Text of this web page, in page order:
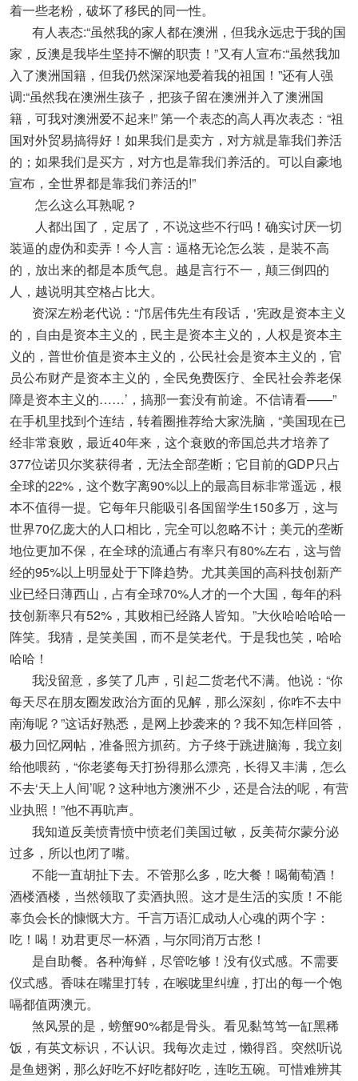
着一些老粉，破坏了移民的同一性。
有人表态:“虽然我的家人都在澳洲，但我永远忠于我的国
家，反澳是我毕生坚持不懈的职责！”又有人宣布:“虽然我加
入了澳洲国籍，但我仍然深深地爱着我的祖国！”还有人强
调:“虽然我在澳洲生孩子，把孩子留在澳洲并入了澳洲国
籍，可我对澳洲爱不起来!” 第一个表态的高人再次表态：“祖
国对外贸易搞得好！如果我们是卖方，对方就是靠我们养活
的；如果我们是买方，对方也是靠我们养活的。可以自豪地
宣布，全世界都是靠我们养活的!”
怎么这么耳熟呢？
人都出国了，定居了，不说这些不行吗！确实讨厌一切
装逼的虚伪和卖弄！今人言：逼格无论怎么装，是装不高
的，放出来的都是本质气息。越是言行不一，颠三倒四的
人，越说明其空格占比大。
资深左粉老代说：“邝居伟先生有段话，‘宪政是资本主义
的，自由是资本主义的，民主是资本主义的，人权是资本主
义的，普世价值是资本主义的，公民社会是资本主义的，官
员公布财产是资本主义的，全民免费医疗、全民社会养老保
障是资本主义的……’，搞那一套没有前途。不信请看——”
在手机里找到个连结，转着圈推荐给大家洗脑，“美国现在已
经非常衰败，最近40年来，这个衰败的帝国总共才培养了
377位诺贝尔奖获得者，无法全部垄断；它目前的GDP只占
全球的22%，这个数字离90%以上的最高目标非常遥远，根
本不值得一提。它每年只能吸引各国留学生150多万，这与
世界70亿庞大的人口相比，完全可以忽略不计；美元的垄断
地位更加不保，在全球的流通占有率只有80%左右，这与曾
经的95%以上明显处于下降趋势。尤其美国的高科技创新产
业已经日薄西山，占有全球70%人才的一个大国，每年的科
技创新率只有52%，其败相已经路人皆知。”大伙哈哈哈哈一
阵笑。我猜，是笑美国，而不是笑老代。于是我也笑，哈哈
哈哈！
我没留意，多笑了几声，引起二货老代不满。他说：“你
每天尽在朋友圈发政治方面的见解，那么深刻，你咋不去中
南海呢？”这话好熟悉，是网上抄袭来的？我不知怎样回答，
极力回忆网帖，准备照方抓药。方子终于跳进脑海，我立刻
给他喂药，“你老婆每天打扮得那么漂亮，长得又丰满，怎么
不去‘天上人间’呢？这种地方澳洲不少，还是合法的呢，有营
业执照！”他不再吭声。
我知道反美愤青愤中愤老们美国过敏，反美荷尔蒙分泌
过多，所以也闭了嘴。
不能一直胡扯下去。不管那么多，吃大餐！喝葡萄酒！
酒楼酒楼，当然领取了卖酒执照。这才是生活的实质！不能
辜负会长的慷慨大方。千言万语汇成动人心魂的两个字：
吃！喝！劝君更尽一杯酒，与尔同消万古愁！
是自助餐。各种海鲜，尽管吃够！没有仪式感。不需要
仪式感。香味在嘴里打转，在喉咙里纠缠，打出的每一个饱
嗝都值两澳元。
煞风景的是，螃蟹90%都是骨头。看见黏笃笃一缸黑稀
饭，有英文标识，不认识。我每次走过，懒得舀。突然听说
是鱼翅粥，那么好吃不好吃都好吃，连吃五碗。可惜难辨其